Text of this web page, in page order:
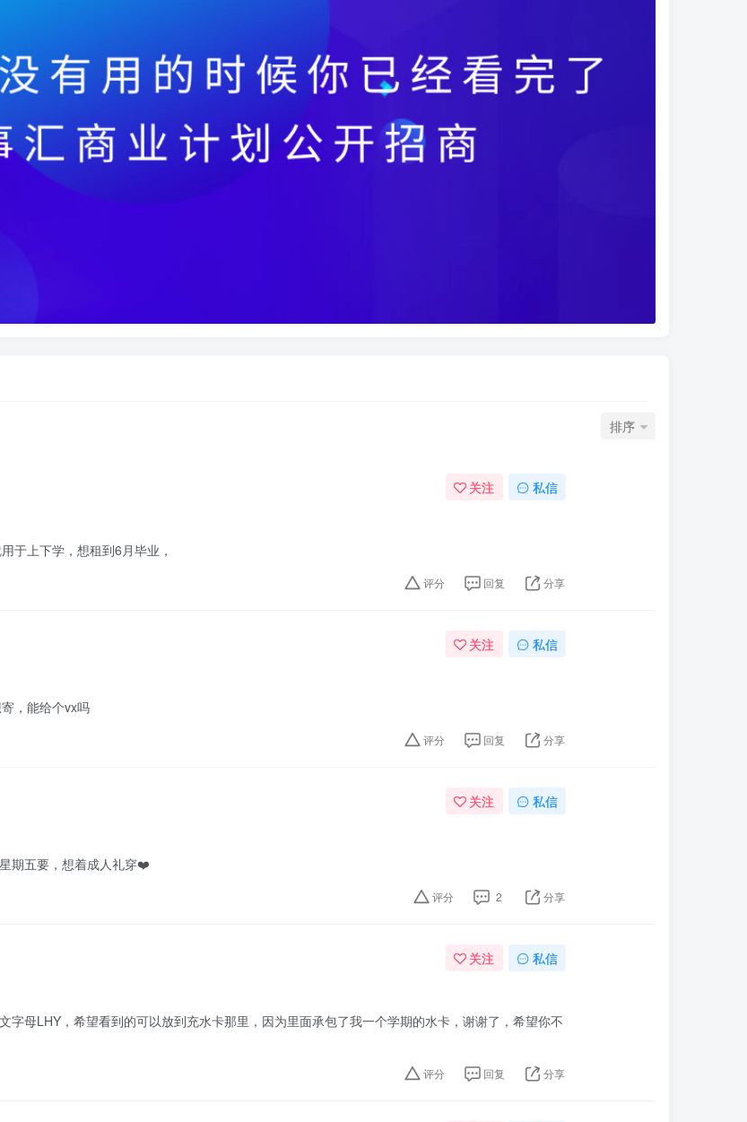
排序
关注 私信
于上下学，想租到6月毕业，
评分 回复 分享
关注 私信
，能给个vx吗
评分 回复 分享
关注 私信
期五要，想着成人礼穿❤️
评分 2 分享
关注 私信
字母LHY，希望看到的可以放到充水卡那里，因为里面承包了我一个学期的水卡，谢谢了，希望你不
评分 回复 分享